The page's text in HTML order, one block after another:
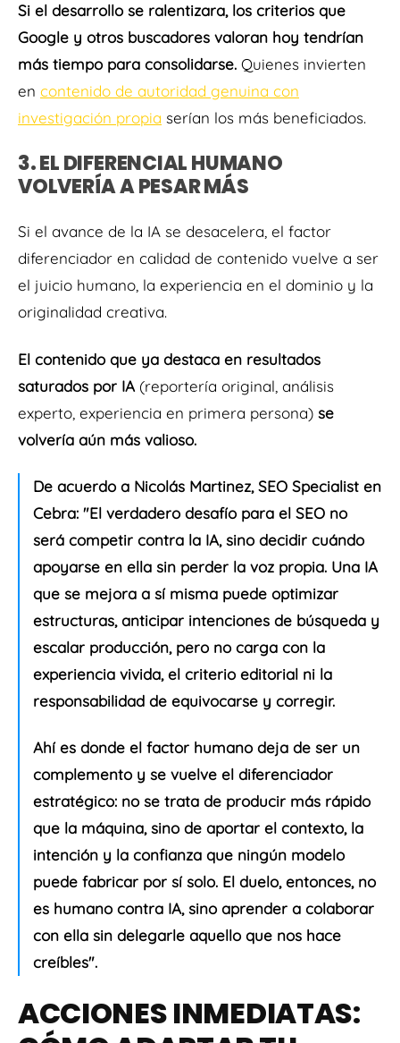
Si el desarrollo se ralentizara, los criterios que
Google y otros buscadores valoran hoy tendrían
más tiempo para consolidarse. Quienes invierten
en contenido de autoridad genuina con
investigación propia serían los más beneficiados.
3. EL DIFERENCIAL HUMANO
VOLVERÍA A PESAR MÁS
Si el avance de la IA se desacelera, el factor
diferenciador en calidad de contenido vuelve a ser
el juicio humano, la experiencia en el dominio y la
originalidad creativa.
El contenido que ya destaca en resultados
saturados por IA (reportería original, análisis
experto, experiencia en primera persona) se
volvería aún más valioso.
De acuerdo a Nicolás Martinez, SEO Specialist en
Cebra: "El verdadero desafío para el SEO no
será competir contra la IA, sino decidir cuándo
apoyarse en ella sin perder la voz propia. Una IA
que se mejora a sí misma puede optimizar
estructuras, anticipar intenciones de búsqueda y
escalar producción, pero no carga con la
experiencia vivida, el criterio editorial ni la
responsabilidad de equivocarse y corregir.
Ahí es donde el factor humano deja de ser un
complemento y se vuelve el diferenciador
estratégico: no se trata de producir más rápido
que la máquina, sino de aportar el contexto, la
intención y la confianza que ningún modelo
puede fabricar por sí solo. El duelo, entonces, no
es humano contra IA, sino aprender a colaborar
con ella sin delegarle aquello que nos hace
creíbles".
ACCIONES INMEDIATAS: